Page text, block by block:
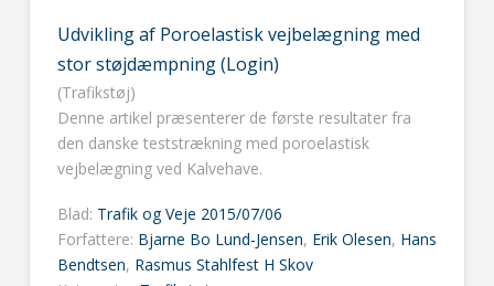
Udvikling af Poroelastisk vejbelægning med
stor støjdæmpning (Login)
(Trafikstøj)
Denne artikel præsenterer de første resultater fra
den danske teststrækning med poroelastisk
vejbelægning ved Kalvehave.
Blad: Trafik og Veje 2015/07/06
Forfattere: Bjarne Bo Lund-Jensen, Erik Olesen, Hans
Bendtsen, Rasmus Stahlfest H Skov